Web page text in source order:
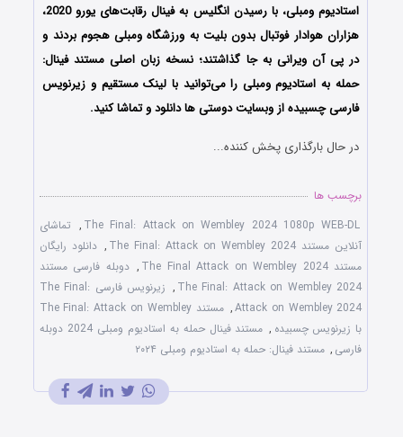
استادیوم ومبلی، با رسیدن انگلیس به فینال رقابت‌های یورو 2020،
هزاران هوادار فوتبال بدون بلیت به ورزشگاه ومبلی هجوم بردند و
در پی آن ویرانی به جا گذاشتند؛ نسخه زبان اصلی مستند فینال:
حمله به استادیوم ومبلی را می‌توانید با لینک مستقیم و زیرنویس
فارسی چسبیده از وبسایت دوستی ها دانلود و تماشا کنید.
در حال بارگذاری پخش کننده...
برچسب ها
The Final: Attack on Wembley 2024 1080p WEB-DL
, تماشای
آنلاین مستند The Final: Attack on Wembley 2024
, دانلود رایگان
مستند The Final Attack on Wembley 2024
, دوبله فارسی مستند
The Final: Attack on Wembley 2024
,
زیرنویس فارسی The Final:
Attack on Wembley 2024
,
مستند The Final: Attack on Wembley
با زیرنویس چسبیده ,
مستند فینال حمله به استادیوم ومبلی 2024 دوبله
فارسی , مستند فینال: حمله به استادیوم ومبلی ۲۰۲۴